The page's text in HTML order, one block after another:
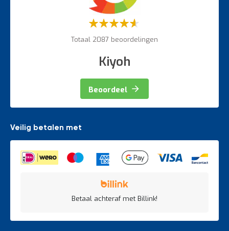
Waardering:
Totaal 2087 beoordelingen
Kiyoh
Beoordeel
Veilig betalen met
Betaal achteraf met Billink!